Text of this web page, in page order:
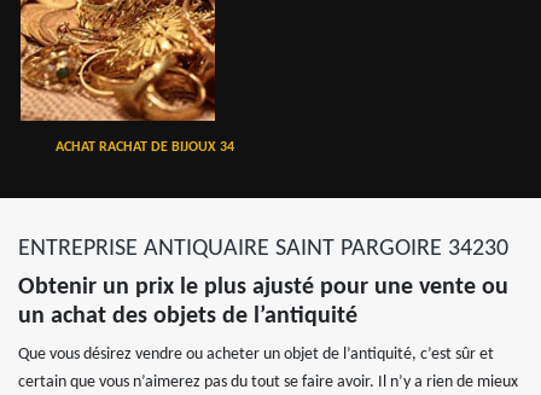
ACHAT RACHAT DE BIJOUX 34
ENTREPRISE ANTIQUAIRE SAINT PARGOIRE 34230
Obtenir un prix le plus ajusté pour une vente ou
un achat des objets de l’antiquité
Que vous désirez vendre ou acheter un objet de l’antiquité, c’est sûr et
certain que vous n’aimerez pas du tout se faire avoir. Il n’y a rien de mieux